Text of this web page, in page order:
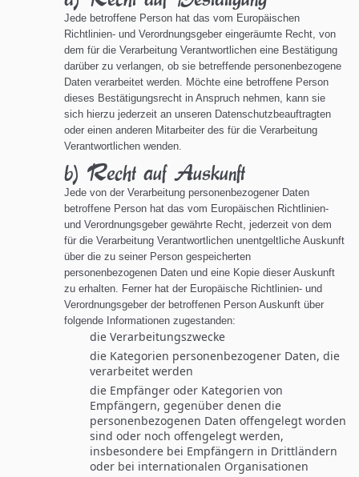
Jede betroffene Person hat das vom Europäischen
Richtlinien- und Verordnungsgeber eingeräumte Recht, von
dem für die Verarbeitung Verantwortlichen eine Bestätigung
darüber zu verlangen, ob sie betreffende personenbezogene
Daten verarbeitet werden. Möchte eine betroffene Person
dieses Bestätigungsrecht in Anspruch nehmen, kann sie
sich hierzu jederzeit an unseren Datenschutzbeauftragten
oder einen anderen Mitarbeiter des für die Verarbeitung
Verantwortlichen wenden.
b) Recht auf Auskunft
Jede von der Verarbeitung personenbezogener Daten
betroffene Person hat das vom Europäischen Richtlinien-
und Verordnungsgeber gewährte Recht, jederzeit von dem
für die Verarbeitung Verantwortlichen unentgeltliche Auskunft
über die zu seiner Person gespeicherten
personenbezogenen Daten und eine Kopie dieser Auskunft
zu erhalten. Ferner hat der Europäische Richtlinien- und
Verordnungsgeber der betroffenen Person Auskunft über
folgende Informationen zugestanden:
die Verarbeitungszwecke
die Kategorien personenbezogener Daten, die
verarbeitet werden
die Empfänger oder Kategorien von
Empfängern, gegenüber denen die
personenbezogenen Daten offengelegt worden
sind oder noch offengelegt werden,
insbesondere bei Empfängern in Drittländern
oder bei internationalen Organisationen